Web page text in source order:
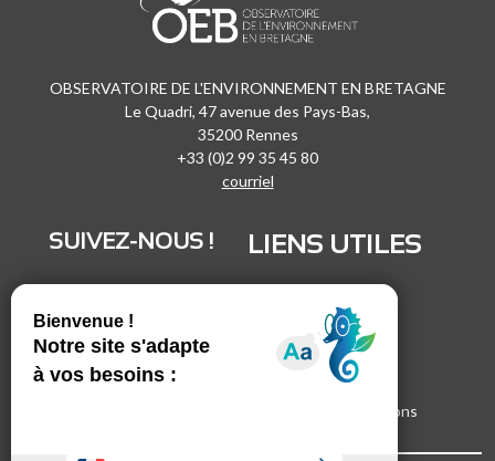
OBSERVATOIRE DE L'ENVIRONNEMENT EN BRETAGNE
Le Quadri, 47 avenue des Pays-Bas,
35200 Rennes
+33 (0)2 99 35 45 80
courriel
SUIVEZ-NOUS !
Vimeo
Facebook
LIENS UTILES
Marchés publics
Espace presse
Inscrivez-vous à nos lettres d'informations